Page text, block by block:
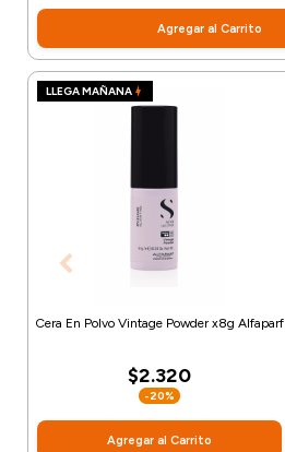
Agregar al Carrito
LLEGA MAÑANA
Cera En Polvo Vintage Powder x8g Alfaparf
$2.320
-20%
Agregar al Carrito